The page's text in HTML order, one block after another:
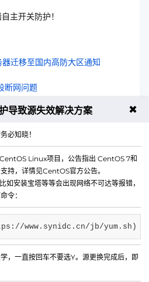
主开关防护！
迁移至国内高防大区通知
断网问题
线400-9966924
导致源失效解决方案 ✖
必知晓！
Linux项目，公告指出 CentOS 7和
持，详情见CentOS官方公告。
安装宝塔等等会出现网络不可达等报错，
令：
www.synidc.cn/jb/yum.sh)
，一直按回车不要选Y。源更换完成后，即